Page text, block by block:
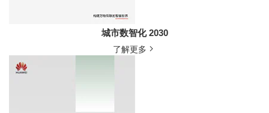
城市数智化 2030
了解更多